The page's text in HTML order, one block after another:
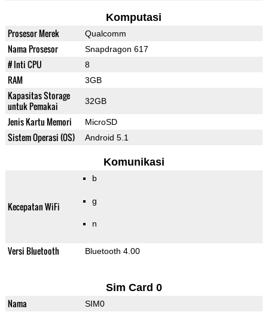
Komputasi
Prosesor Merek Qualcomm
Nama Prosesor Snapdragon 617
# Inti CPU 8
RAM 3GB
Kapasitas Storage
untuk Pemakai
32GB
Jenis Kartu Memori MicroSD
Sistem Operasi (OS) Android 5.1
Komunikasi
Kecepatan WiFi
b
g
n
Versi Bluetooth Bluetooth 4.00
Sim Card 0
Nama SIM0